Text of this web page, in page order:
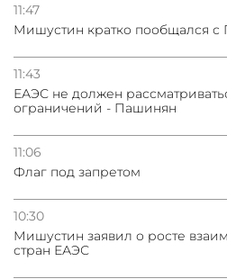
11:47
Мишустин кратко пообщался
11:43
ЕАЭС не должен
ограничений - Пашинян
11:06
Флаг под запретом
10:30
Мишустин заявил о росте
стран ЕАЭС